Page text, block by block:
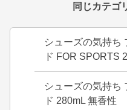
同じカテゴ
シューズの気持ち
ド FOR SPORTS
シューズの気持ち
ド 280mL 無香性